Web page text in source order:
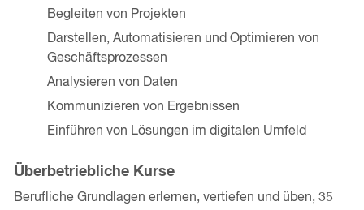
Begleiten von Projekten
Darstellen, Automatisieren und Optimieren von
Geschäftsprozessen
Analysieren von Daten
Kommunizieren von Ergebnissen
Einführen von Lösungen im digitalen Umfeld
Überbetriebliche Kurse
Berufliche Grundlagen erlernen, vertiefen und üben, 35